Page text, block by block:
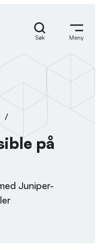
Søk Meny
/
på
Juniper-